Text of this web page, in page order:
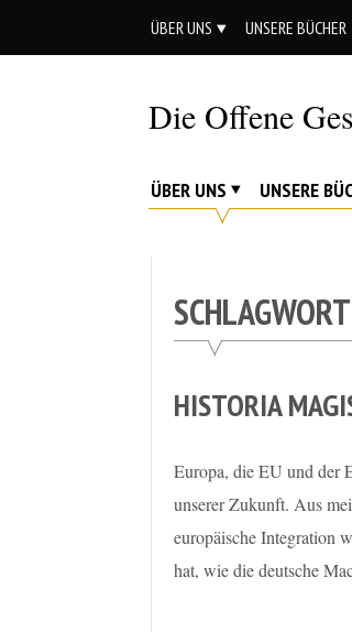
ÜBER UNS UNSERE BÜCHER
Die Offene
Ethik.
Argumente.
ÜBER UNS UNSERE
HISTORIA
Europa, die EU und der
unserer Zukunft. Aus
europäische Integration
hat, wie die deutsche